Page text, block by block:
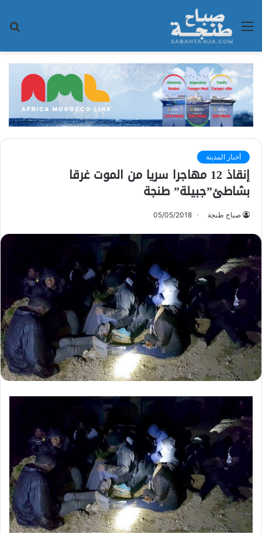
القائمة
أخبار المدينة
إنقاذ 12 مهاجرا سريا من الموت غرقا
بشاطئ”جبيلة” طنجة
صباح طنجة 05/05/2018